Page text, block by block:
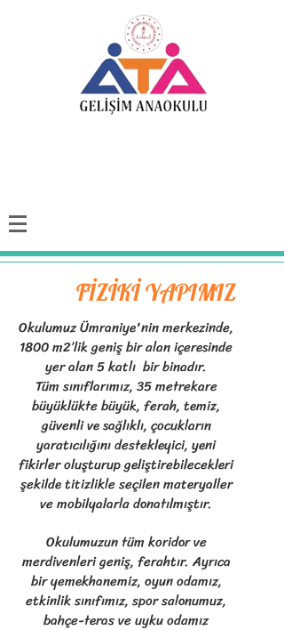
FİZİKİ YAPIMIZ
Okulumuz Ümraniye'nin merkezinde,
1800 m2’lik geniş bir alan içeresinde
yer alan 5 katlı bir binadır.
Tüm sınıflarımız, 35 metrekare
büyüklükte büyük, ferah, temiz,
güvenli ve sağlıklı, çocukların
yaratıcılığını destekleyici, yeni
fikirler oluşturup geliştirebilecekleri
şekilde titizlikle seçilen materyaller
ve mobilyalarla donatılmıştır.
Okulumuzun tüm koridor ve
merdivenleri geniş, ferahtır. Ayrıca
bir yemekhanemiz, oyun odamız,
etkinlik sınıfımız, spor salonumuz,
bahçe-teras ve uyku odamız